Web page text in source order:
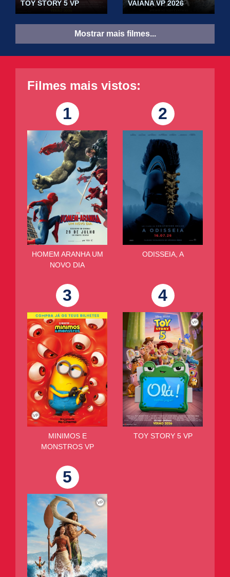
TOY STORY 5 VP VAIANA VP 2026
Mostrar mais filmes...
Filmes mais vistos:
1
HOMEM ARANHA UM
NOVO DIA
2
ODISSEIA, A
3
MINIMOS E
MONSTROS VP
4
TOY STORY 5 VP
5